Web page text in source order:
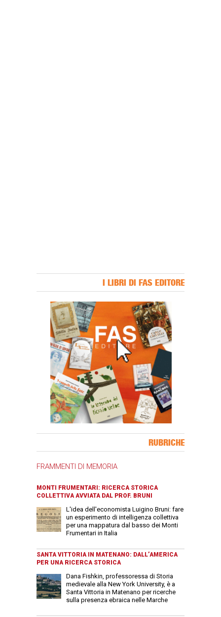
I LIBRI DI FAS EDITORE
RUBRICHE
FRAMMENTI DI MEMORIA
MONTI FRUMENTARI: RICERCA STORICA
COLLETTIVA AVVIATA DAL PROF. BRUNI
L'idea dell'economista Luigino Bruni: fare
un esperimento di intelligenza collettiva
per una mappatura dal basso dei Monti
Frumentari in Italia
SANTA VITTORIA IN MATENANO: DALL’AMERICA
PER UNA RICERCA STORICA
Dana Fishkin, professoressa di Storia
medievale alla New York University, è a
Santa Vittoria in Matenano per ricerche
sulla presenza ebraica nelle Marche